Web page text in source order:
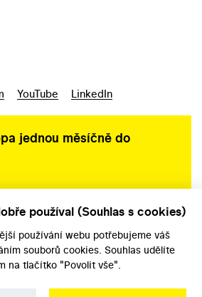
YouTube LinkedIn
jednou měsíčně do
používal (Souhlas s cookies)
používání webu potřebujeme váš
souborů cookies. Souhlas udělíte
na tlačítko "Povolit vše".